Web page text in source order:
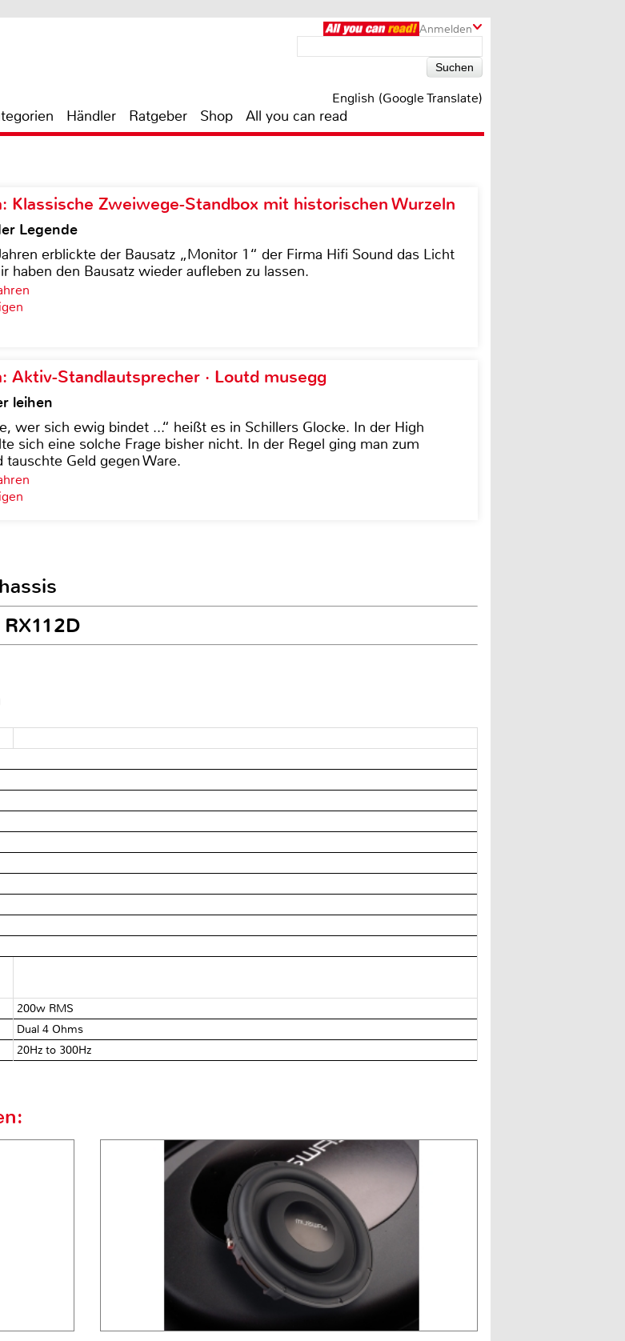
Anmelden
English (Google Translate)
Händler Ratgeber Shop All you can read
Klassische Zweiwege-Standbox mit historischen Wurzeln
Legende
erblickte der Bausatz „Monitor 1“ der Firma Hifi Sound das Licht
haben den Bausatz wieder aufleben zu lassen.
Aktiv-Standlautsprecher · Loutd musegg
leihen
wer sich ewig bindet ...“ heißt es in Schillers Glocke. In der High
sich eine solche Frage bisher nicht. In der Regel ging man zum
tauschte Geld gegen Ware.
200w RMS
Dual 4 Ohms
20Hz to 300Hz